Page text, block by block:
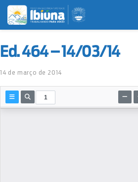
Ed. 464 – 14/03/14
14 de março de 2014